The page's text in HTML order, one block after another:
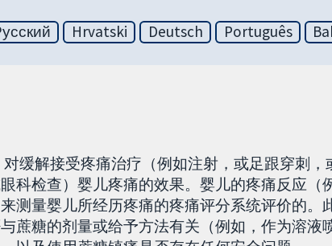
Hrvatski Deutsch Português
缓解接受疼痛治疗（例如注射，或足跟穿刺，
科检查）婴儿疼痛的效果。婴儿的疼痛反应（
测量婴儿所经历疼痛的疼痛评分系统评价的。
蔗糖的剂量或给予方法有关（例如，作为溶液